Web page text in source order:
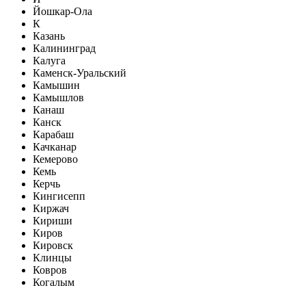
Йошкар-Ола
К
Казань
Калининград
Калуга
Каменск-Уральский
Камышин
Камышлов
Канаш
Канск
Карабаш
Качканар
Кемерово
Кемь
Керчь
Кингисепп
Киржач
Кириши
Киров
Кировск
Клинцы
Ковров
Когалым